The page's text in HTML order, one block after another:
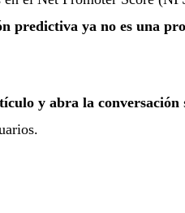
predictiva ya no es una
y abra la conversación